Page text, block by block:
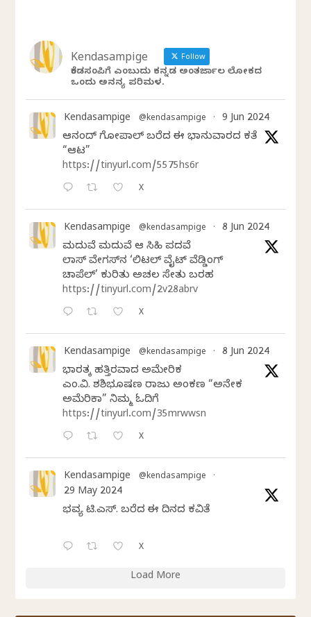
Kendasampige Follow
ಕೆಂಡಸಂಪಿಗೆ ಎಂಬುದು ಕನ್ನಡ ಅಂತರ್ಜಾಲ ಲೋಕದ
ಒಂದು ಅನನ್ಯ ಪರಿಮಳ.
Kendasampige @kendasampige · 9 Jun 2024
ಆನಂದ್‌ ಗೋಪಾಲ್‌ ಬರೆದ ಈ ಭಾನುವಾರದ ಕತೆ
“ಆಟ”
https://tinyurl.com/5575hs6r
X
Kendasampige @kendasampige · 8 Jun 2024
ಮದುವೆ ಮದುವೆ ಆ ಸಿಹಿ ಪದವೆ
ಲಾಸ್‌ ವೇಗಸ್‌ನ ‘ಲಿಟಲ್ ವೈಟ್ ವೆಡ್ಡಿಂಗ್
ಚಾಪೆಲ್’ ಕುರಿತು ಅಚಲ ಸೇತು ಬರಹ
https://tinyurl.com/2v28abrv
X
Kendasampige @kendasampige · 8 Jun 2024
ಭಾರತಕ್ಕೆ ಹತ್ತಿರವಾದ ಅಮೇರಿಕ
ಎಂ.ವಿ. ಶಶಿಭೂಷಣ ರಾಜು ಅಂಕಣ “ಅನೇಕ
ಅಮೆರಿಕಾ” ನಿಮ್ಮ ಓದಿಗೆ
https://tinyurl.com/35mrwwsn
X
Kendasampige @kendasampige ·
29 May 2024
ಭವ್ಯ ಟಿ.ಎಸ್. ಬರೆದ ಈ ದಿನದ ಕವಿತೆ
X
Load More